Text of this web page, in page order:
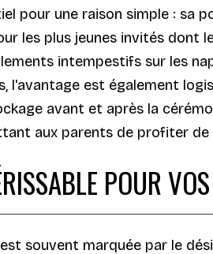
pour une raison simple : sa
les plus jeunes invités
intempestifs sur les
l'avantage est également
avant et après la
aux parents de profiter
POUR
souvent marquée par le